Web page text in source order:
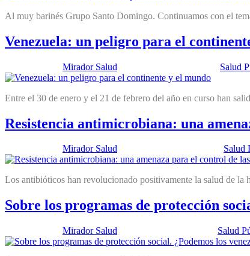
Al muy barinés Grupo Santo Domingo. Continuamos con el
Venezuela: un peligro para el
Mirador Salud Salud
Entre el 30 de enero y el 21 de febrero del año en curso han
Resistencia antimicrobiana: una
Mirador Salud Salud
Los antibióticos han revolucionado positivamente la salud de la
Sobre los programas de protección
Mirador Salud Salud